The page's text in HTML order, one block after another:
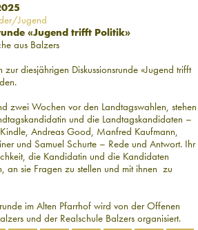
Jugend
«Jugend trifft Politik»
aus Balzers
zur diesjährigen Diskussionsrunde «Jugend trifft
zwei Wochen vor den Landtagswahlen, stehen
und die Landtagskandidaten –
Andreas Good, Manfred Kaufmann,
und Samuel Schurte – Rede und Antwort. Ihr
die Kandidatin und die Kandidaten
an sie Fragen zu stellen und mit ihnen zu
im Alten Pfarrhof wird von der Offenen
und der Realschule Balzers organisiert.